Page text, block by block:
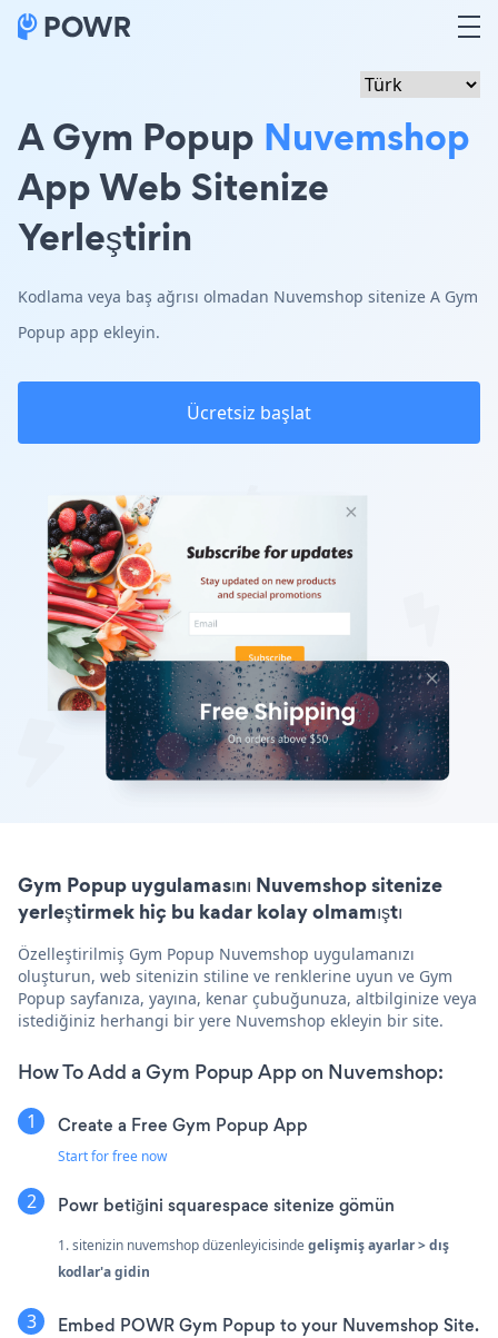
A Gym Popup Nuvemshop
App Web Sitenize
Yerleştirin
Kodlama veya baş ağrısı olmadan Nuvemshop sitenize A Gym
Popup app ekleyin.
Ücretsiz başlat
Gym Popup uygulamasını Nuvemshop sitenize
yerleştirmek hiç bu kadar kolay olmamıştı
Özelleştirilmiş Gym Popup Nuvemshop uygulamanızı
oluşturun, web sitenizin stiline ve renklerine uyun ve Gym
Popup sayfanıza, yayına, kenar çubuğunuza, altbilginize veya
istediğiniz herhangi bir yere Nuvemshop ekleyin bir site.
How To Add a Gym Popup App on Nuvemshop:
Create a Free Gym Popup App
Start for free now
Powr betiğini squarespace sitenize gömün
1. sitenizin nuvemshop düzenleyicisindegelişmiş ayarlar > dış
kodlar'a gidin
Embed POWR Gym Popup to your Nuvemshop Site.